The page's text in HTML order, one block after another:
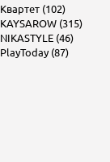
Квартет (102)
KAYSAROW (315)
NIKASTYLE (46)
PlayToday (87)